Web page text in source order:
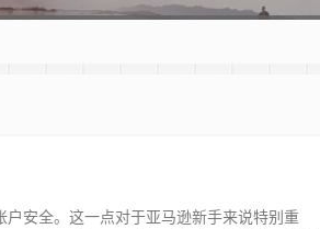
安全。这一点对于亚马逊新手来说特别重